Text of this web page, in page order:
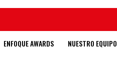
ENFOQUE AWARDS NUESTRO EQUIPO